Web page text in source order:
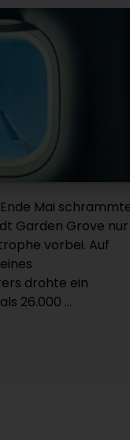
Ende Mai
Garden Grove nur
vorbei. Auf
drohte ein
26.000 ...